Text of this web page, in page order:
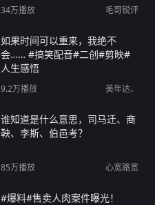
34万播放 毛哥锐评
如果时间可以重来，我绝不
会…… #搞笑配音#二创#剪映#
人生感悟
9.2万播放 美年达、
谁知道是什么意思，司马迁、商
鞅、李斯、伯邑考？
85万播放 心宽路宽
#爆料#售卖人肉案件曝光！